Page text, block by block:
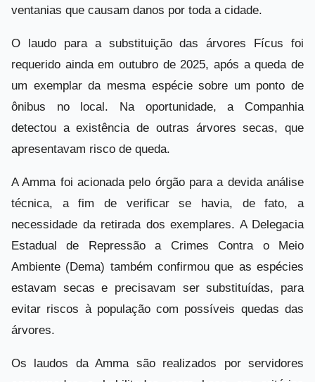
ventanias que causam danos por toda a cidade.
O laudo para a substituição das árvores Fícus foi
requerido ainda em outubro de 2025, após a queda de
um exemplar da mesma espécie sobre um ponto de
ônibus no local. Na oportunidade, a Companhia
detectou a existência de outras árvores secas, que
apresentavam risco de queda.
A Amma foi acionada pelo órgão para a devida análise
técnica, a fim de verificar se havia, de fato, a
necessidade da retirada dos exemplares. A Delegacia
Estadual de Repressão a Crimes Contra o Meio
Ambiente (Dema) também confirmou que as espécies
estavam secas e precisavam ser substituídas, para
evitar riscos à população com possíveis quedas das
árvores.
Os laudos da Amma são realizados por servidores